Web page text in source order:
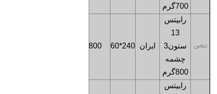
700گرم
تماس
رابیتس
13
ستون3
چشمه
800گرم
ایران 240*60
800
رابیتس